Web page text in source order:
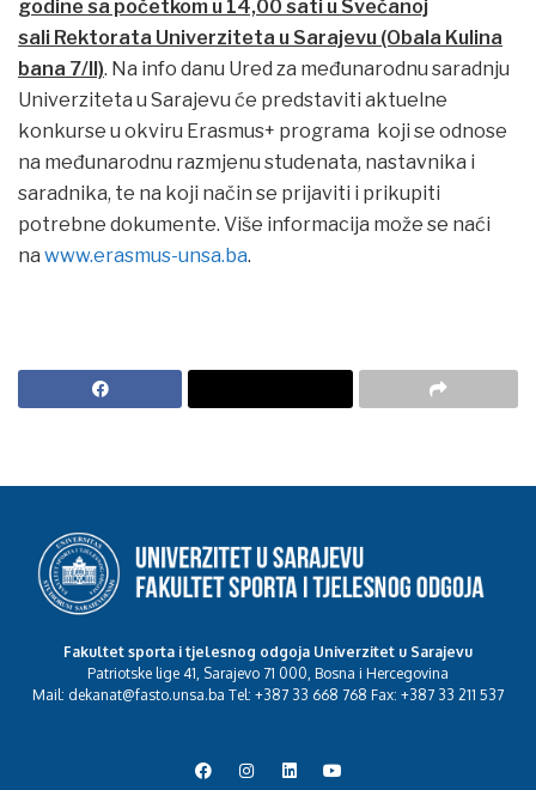
godine sa početkom u 14,00 sati u Svečanoj
sali Rektorata Univerziteta u Sarajevu (Obala Kulina
bana 7/II). Na info danu Ured za međunarodnu saradnju
Univerziteta u Sarajevu će predstaviti aktuelne
konkurse u okviru Erasmus+ programa koji se odnose
na međunarodnu razmjenu studenata, nastavnika i
saradnika, te na koji način se prijaviti i prikupiti
potrebne dokumente. Više informacija može se naći
na www.erasmus-unsa.ba.
Fakultet sporta i tjelesnog odgoja Univerzitet u Sarajevu
Patriotske lige 41, Sarajevo 71 000, Bosna i Hercegovina
Mail: dekanat@fasto.unsa.ba Tel: +387 33 668 768 Fax: +387 33 211 537